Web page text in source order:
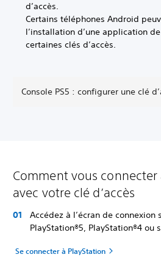
d’accès.
Certains téléphones Android
l’installation d’une application
certaines clés d’accès.
Console PS5 : configurer une clé
Comment vous connecter
avec votre clé d’accès
Accédez à l’écran de connexion
PlayStation®5, PlayStation®4 ou
Se connecter à PlayStation